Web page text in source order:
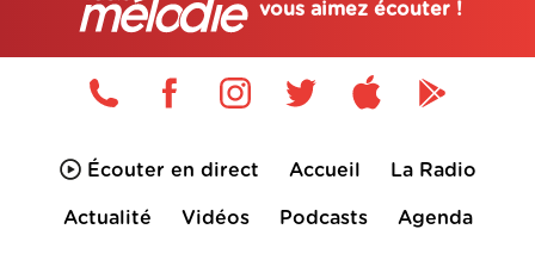
vous aimez écouter !
Écouter en direct Accueil La Radio
Actualité Vidéos Podcasts Agenda